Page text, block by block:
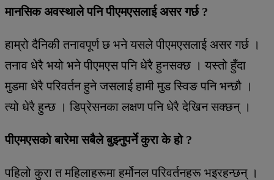
मानसिक अवस्थाले पनि पीएमएसलाई असर गर्छ ?
हाम्रो दैनिकी तनावपूर्ण छ भने यसले पीएमएसलाई असर गर्छ ।
तनाव धेरै भयो भने पीएमएस पनि धेरै हुनसक्छ । यस्तो हुँदा
मुडमा धेरै परिवर्तन हुने जसलाई हामी मुड स्विङ पनि भन्छौ ।
त्यो धेरै हुन्छ । डिप्रेसनका लक्षण पनि धेरै देखिन सक्छन् ।
पीएमएसको बारेमा सबैले बुझ्नुपर्ने कुरा के हो ?
पहिलो कुरा त महिलाहरूमा हर्मोनल परिवर्तनहरू भइरहन्छन् ।